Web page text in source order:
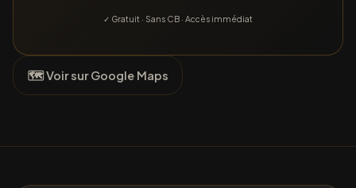
✓ Gratuit · Sans CB · Accès immédiat
🗺 Voir sur Google Maps